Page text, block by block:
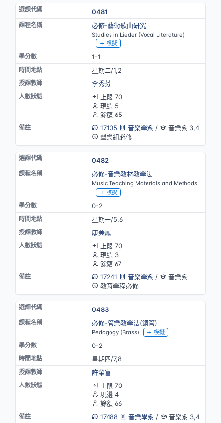
0481
必修-藝術歌曲研究
Studies in Lieder (Vocal Literature)
模擬
1-1
星期二/1,2
李秀芬
上限 70
現選 5
餘額 65
17105
音樂學系 /
音樂系 3,4
聲樂組必修
0482
必修-音樂教材教學法
Music Teaching Materials and Methods
模擬
0-2
星期一/5,6
康美鳳
上限 70
現選 3
餘額 67
17241
音樂學系 /
音樂系
教育學程必修
0483
必修-管樂教學法(銅管)
Pedagogy (Brass) 模擬
0-2
星期四/7,8
許榮富
上限 70
現選 4
餘額 66
17488
音樂學系 / 音樂系 3,4